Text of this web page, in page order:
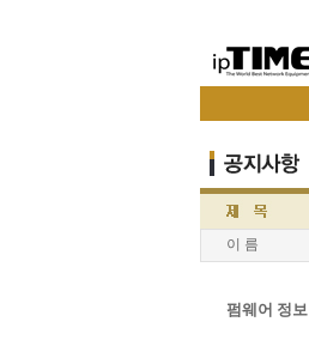
이 름
펌웨어 정보